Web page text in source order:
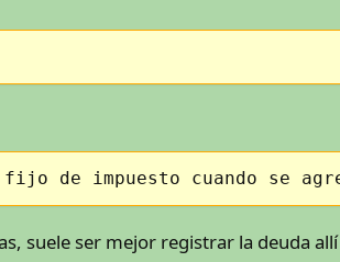
fijo de impuesto cuando se
suele ser mejor registrar la deuda